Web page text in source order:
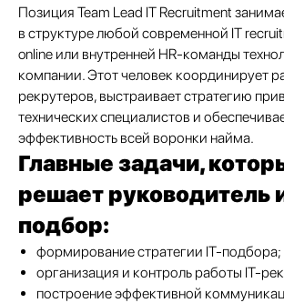
Позиция Team Lead IT Recruitment
в структуре любой современной IT
online или внутренней HR-команды
компании. Этот человек координирует
рекрутеров, выстраивает стратегию
технических специалистов и
эффективность всей воронки найма.
Главные задачи,
решает руководитель
подбор:
формирование стратегии IT-подбора;
организация и контроль работы IT-
построение эффективной